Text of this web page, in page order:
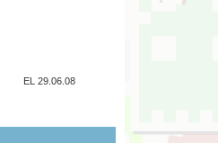
EL 29.06.08